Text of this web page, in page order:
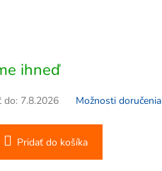
ihneď
do: 7.8.2026 Možnosti doručenia
Pridať do košíka